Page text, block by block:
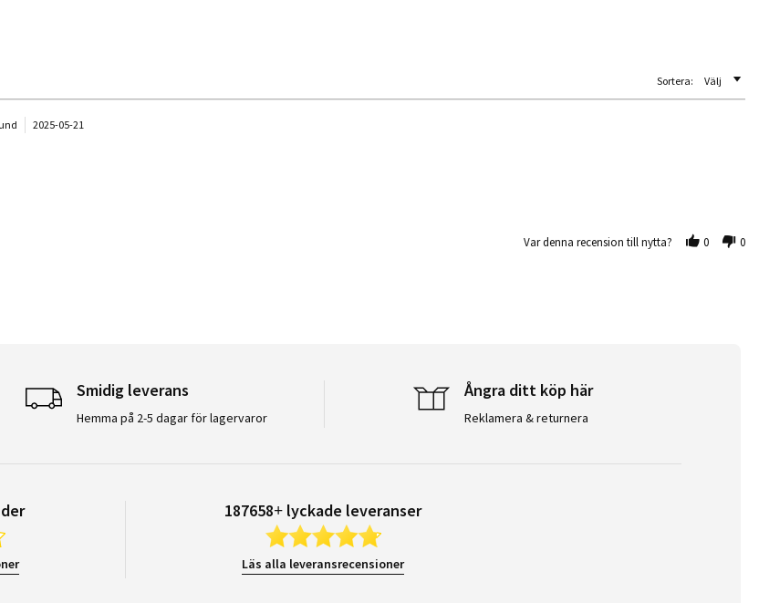
Sortera: Välj
star rating
2025-05-21
21 May 2025
Var denna recension till nytta? 0 0
Smidig leverans
Hemma på 2-5 dagar för lagervaror
Ångra ditt köp här
Reklamera & returnera
187658+ lyckade leveranser
Läs alla leveransrecensioner